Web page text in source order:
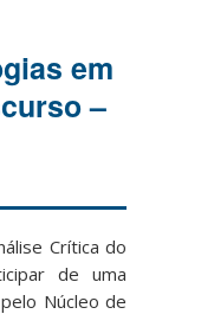
em
–
Crítica do
de uma
Núcleo de